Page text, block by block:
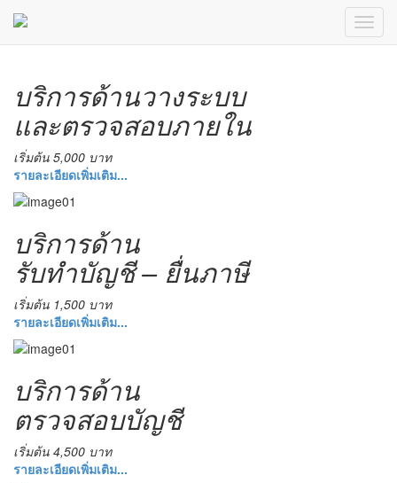
บริการด้านวางระบบ
และตรวจสอบภายใน
เริ่มต้น 5,000 บาท
รายละเอียดเพิ่มเติม...
บริการด้าน
รับทำบัญชี – ยื่นภาษี
เริ่มต้น 1,500 บาท
รายละเอียดเพิ่มเติม...
บริการด้าน
ตรวจสอบบัญชี
เริ่มต้น 4,500 บาท
รายละเอียดเพิ่มเติม...